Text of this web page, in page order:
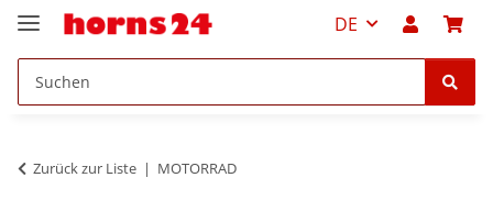
DE
Zurück zur Liste MOTORRAD